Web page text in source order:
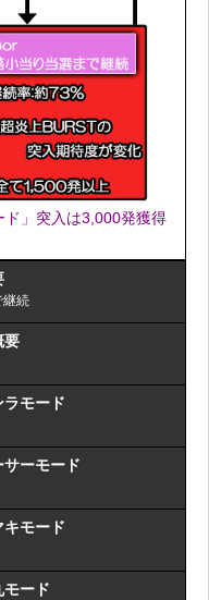
」突入は3,000発獲得
継続
要
ラモード
サーモード
キモード
モード